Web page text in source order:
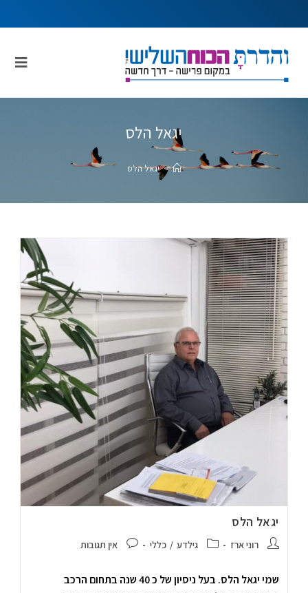
יגאל הלס
> יגאל הלס
יגאל הלס
רוני ארז גילדע / כללי אין תגובות
שמי יגאל הלס. בעל ניסיון של כ 40 שנה בתחום הרכב